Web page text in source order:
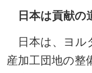
日本は貢献の
日本は、ヨル
産加工団地の整